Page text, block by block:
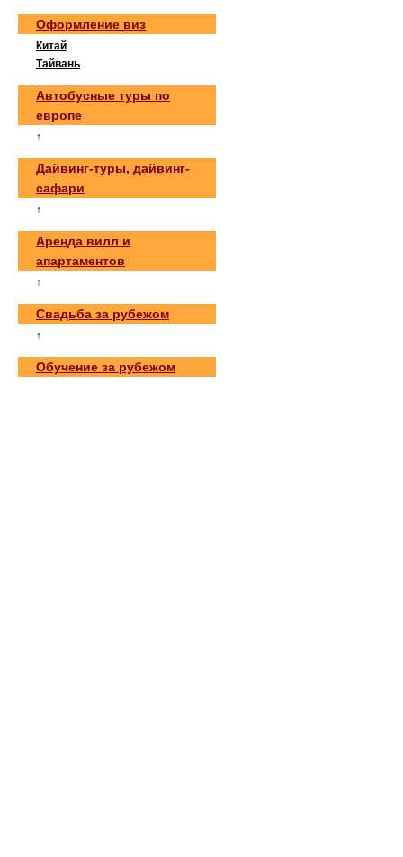
Оформление виз
Китай
Тайвань
Автобусные туры по
европе
↑
Дайвинг-туры, дайвинг-
сафари
↑
Аренда вилл и
апартаментов
↑
Свадьба за рубежом
↑
Обучение за рубежом